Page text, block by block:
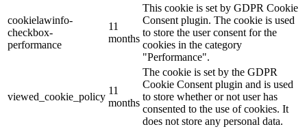
cookielawinfo-
checkbox-
performance
11
months
This cookie is set by GDPR Cookie
Consent plugin. The cookie is used
to store the user consent for the
cookies in the category
"Performance".
viewed_cookie_policy
11
months
The cookie is set by the GDPR
Cookie Consent plugin and is used
to store whether or not user has
consented to the use of cookies. It
does not store any personal data.